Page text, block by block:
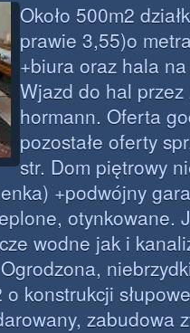
Około 500m2
prawie 3,55)o
+biura oraz hala
Wjazd do hal
hormann. Oferta
pozostałe oferty
str. Dom piętrowy
+podwójny
otynkowane.
wodne jak i
o konstrukcji
zabudowa